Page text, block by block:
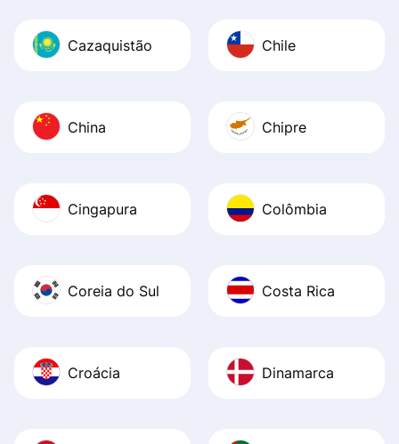
Cazaquistão Chile
China Chipre
Cingapura Colômbia
Coreia do Sul Costa Rica
Croácia Dinamarca